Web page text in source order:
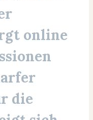
online
die